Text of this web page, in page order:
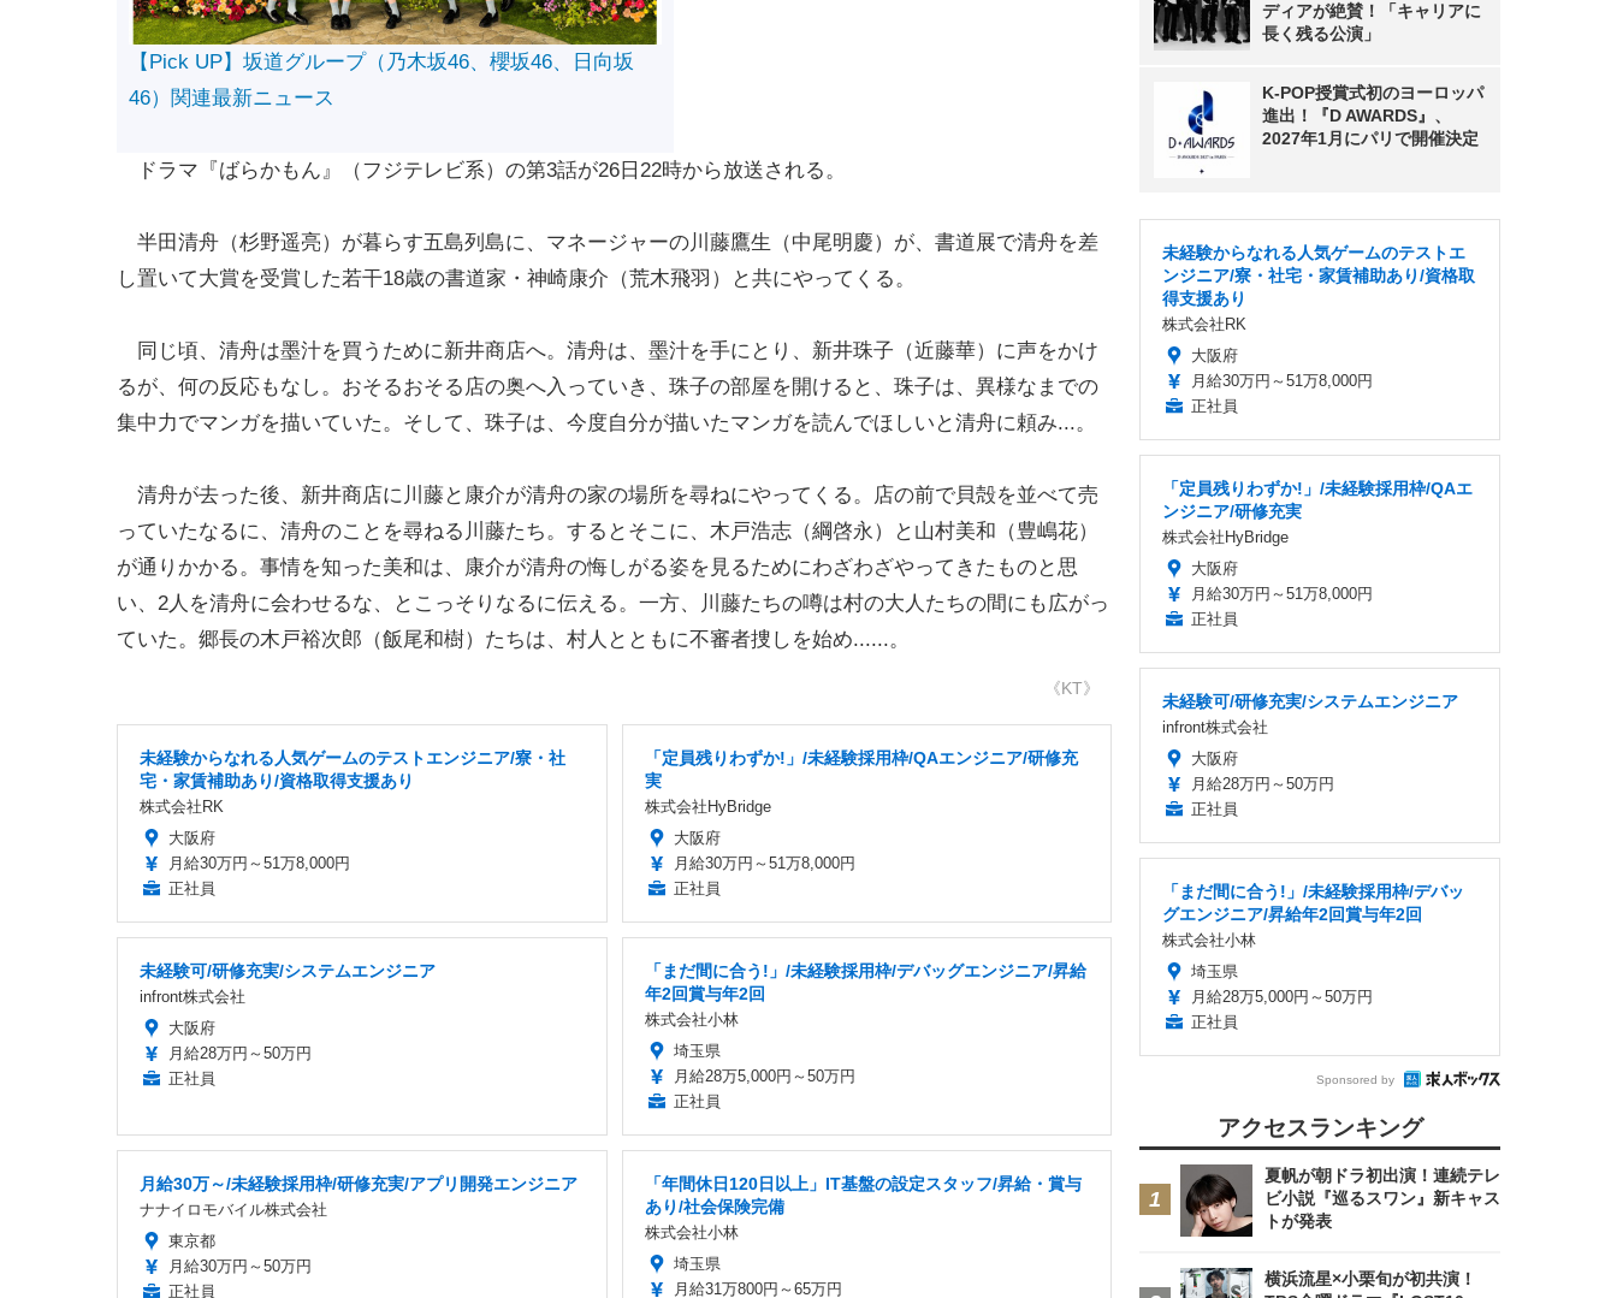
【Pick UP】坂道グループ（乃木坂46、櫻坂46、日向坂
46）関連最新ニュース
ドラマ『ばらかもん』（フジテレビ系）の第3話が26日22時から放送される。
半田清舟（杉野遥亮）が暮らす五島列島に、マネージャーの川藤鷹生（中尾明慶）が、書道展で清舟を差
し置いて大賞を受賞した若干18歳の書道家・神崎康介（荒木飛羽）と共にやってくる。
同じ頃、清舟は墨汁を買うために新井商店へ。清舟は、墨汁を手にとり、新井珠子（近藤華）に声をかけ
るが、何の反応もなし。おそるおそる店の奥へ入っていき、珠子の部屋を開けると、珠子は、異様なまでの
集中力でマンガを描いていた。そして、珠子は、今度自分が描いたマンガを読んでほしいと清舟に頼み...。
清舟が去った後、新井商店に川藤と康介が清舟の家の場所を尋ねにやってくる。店の前で貝殻を並べて売
っていたなるに、清舟のことを尋ねる川藤たち。するとそこに、木戸浩志（綱啓永）と山村美和（豊嶋花）
が通りかかる。事情を知った美和は、康介が清舟の悔しがる姿を見るためにわざわざやってきたものと思
い、2人を清舟に会わせるな、とこっそりなるに伝える。一方、川藤たちの噂は村の大人たちの間にも広がっ
ていた。郷長の木戸裕次郎（飯尾和樹）たちは、村人とともに不審者捜しを始め......。
《KT》
未経験からなれる人気ゲームのテストエンジニア/寮・社
宅・家賃補助あり/資格取得支援あり
株式会社RK
大阪府
月給30万円～51万8,000円
正社員
「定員残りわずか!」/未経験採用枠/QAエンジニア/研修充
実
株式会社HyBridge
大阪府
月給30万円～51万8,000円
正社員
未経験可/研修充実/システムエンジニア
infront株式会社
大阪府
月給28万円～50万円
正社員
「まだ間に合う!」/未経験採用枠/デバッグエンジニア/昇給
年2回賞与年2回
株式会社小林
埼玉県
月給28万5,000円～50万円
正社員
月給30万～/未経験採用枠/研修充実/アプリ開発エンジニア
ナナイロモバイル株式会社
東京都
月給30万円～50万円
正社員
「年間休日120日以上」IT基盤の設定スタッフ/昇給・賞与
あり/社会保険完備
株式会社小林
埼玉県
月給31万800円～65万円
ディアが絶賛！「キャリアに
長く残る公演」
K-POP授賞式初のヨーロッパ
進出！『D AWARDS』、
2027年1月にパリで開催決定
未経験からなれる人気ゲームのテストエ
ンジニア/寮・社宅・家賃補助あり/資格取
得支援あり
株式会社RK
大阪府
月給30万円～51万8,000円
正社員
「定員残りわずか!」/未経験採用枠/QAエ
ンジニア/研修充実
株式会社HyBridge
大阪府
月給30万円～51万8,000円
正社員
未経験可/研修充実/システムエンジニア
infront株式会社
大阪府
月給28万円～50万円
正社員
「まだ間に合う!」/未経験採用枠/デバッ
グエンジニア/昇給年2回賞与年2回
株式会社小林
埼玉県
月給28万5,000円～50万円
正社員
Sponsored by
アクセスランキング
夏帆が朝ドラ初出演！連続テレ
ビ小説『巡るスワン』新キャス
トが発表
横浜流星×小栗旬が初共演！